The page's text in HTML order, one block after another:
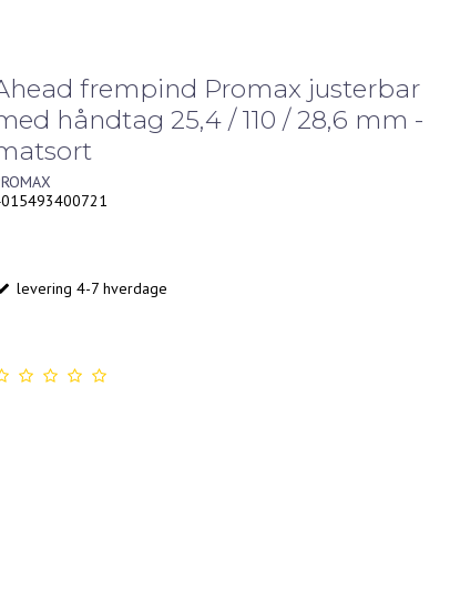
frempind Promax justerbar
håndtag 25,4 / 110 / 28,6 mm -
levering 4-7 hverdage